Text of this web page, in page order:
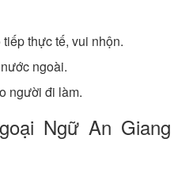
thực tế, vui nhộn.
ngoài.
người đi làm.
Ngữ An Giang